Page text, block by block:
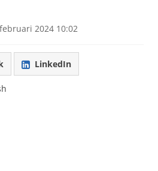
2024 10:02
LinkedIn